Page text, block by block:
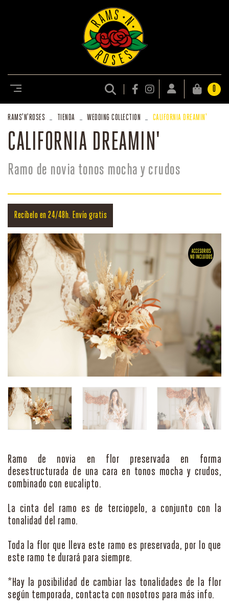
0
RAMS'N' ROSES TIENDA WEDDING COLLECTION CALIFORNIA DREAMIN'
CALIFORNIA DREAMIN'
Ramo de novia tonos mocha y crudos
Recíbelo en 24/48h. Envío gratis
Ramo de novia en flor preservada en forma
desestructurada de una cara en tonos mocha y crudos,
combinado con eucalipto.
La cinta del ramo es de terciopelo, a conjunto con la
tonalidad del ramo.
Toda la flor que lleva este ramo es preservada, por lo que
este ramo te durará para siempre.
*Hay la posibilidad de cambiar las tonalidades de la flor
según temporada, contacta con nosotros para más info.